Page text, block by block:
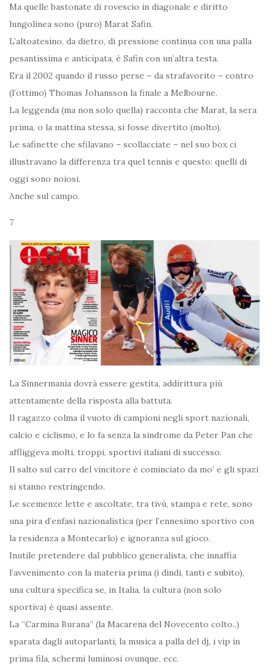
Ma quelle bastonate di rovescio in diagonale e diritto
lungolinea sono (puro) Marat Safin.
L’altoatesino, da dietro, di pressione continua con una palla
pesantissima e anticipata, è Safin con un’altra testa.
Era il 2002 quando il russo perse – da strafavorito – contro
(l’ottimo) Thomas Johansson la finale a Melbourne.
La leggenda (ma non solo quella) racconta che Marat, la sera
prima, o la mattina stessa, si fosse divertito (molto).
Le safinette che sfilavano – scollacciate – nel suo box ci
illustravano la differenza tra quel tennis e questo: quelli di
oggi sono noiosi.
Anche sul campo.
7
La Sinnermania dovrà essere gestita, addirittura più
attentamente della risposta alla battuta.
Il ragazzo colma il vuoto di campioni negli sport nazionali,
calcio e ciclismo, e lo fa senza la sindrome da Peter Pan che
affliggeva molti, troppi, sportivi italiani di successo.
Il salto sul carro del vincitore è cominciato da mo’ e gli spazi
si stanno restringendo.
Le scemenze lette e ascoltate, tra tivù, stampa e rete, sono
una pira d’enfasi nazionalistica (per l’ennesimo sportivo con
la residenza a Montecarlo) e ignoranza sul gioco.
Inutile pretendere dal pubblico generalista, che innaffia
l’avvenimento con la materia prima (i dindi, tanti e subito),
una cultura specifica se, in Italia, la cultura (non solo
sportiva) è quasi assente.
La “Carmina Burana” (la Macarena del Novecento colto..)
sparata dagli autoparlanti, la musica a palla del dj, i vip in
prima fila, schermi luminosi ovunque, ecc.